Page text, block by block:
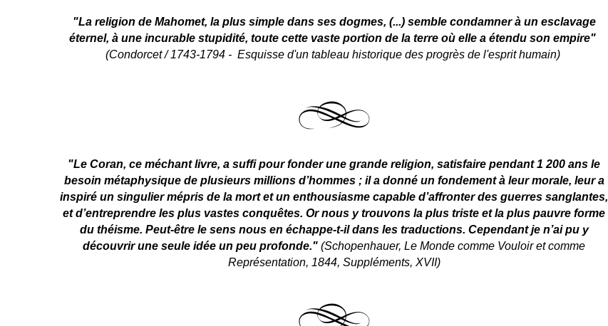
"La religion de Mahomet, la plus simple dans ses dogmes, (...) semble condamner à un esclavage
éternel, à une incurable stupidité, toute cette vaste portion de la terre où elle a étendu son empire"
(Condorcet / 1743-1794 - Esquisse d'un tableau historique des progrès de l'esprit humain)
"Le Coran, ce méchant livre, a suffi pour fonder une grande religion, satisfaire pendant 1 200 ans le
besoin métaphysique de plusieurs millions d’hommes ; il a donné un fondement à leur morale, leur a
inspiré un singulier mépris de la mort et un enthousiasme capable d’affronter des guerres sanglantes,
et d’entreprendre les plus vastes conquêtes. Or nous y trouvons la plus triste et la plus pauvre forme
du théisme. Peut-être le sens nous en échappe-t-il dans les traductions. Cependant je n’ai pu y
découvrir une seule idée un peu profonde."(Schopenhauer,Le Monde comme Vouloir et comme
Représentation, 1844, Suppléments, XVII)